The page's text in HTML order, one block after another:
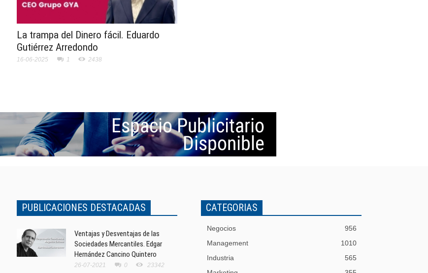
La trampa del Dinero fácil. Eduardo
Gutiérrez Arredondo
16-06-2025 1 2438
PUBLICACIONES DESTACADAS
Ventajas y Desventajas de las
Sociedades Mercantiles. Edgar
Hernández Cancino Quintero
26-07-2021 0 23342
CATEGORIAS
Negocios
956
Management
1010
Industria
565